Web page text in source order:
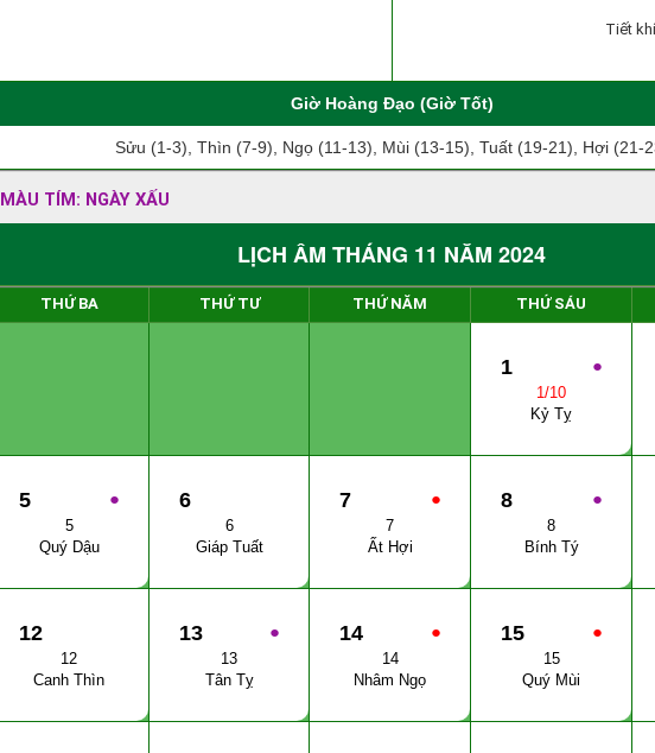
Tiết
Giờ Hoàng Đạo (Giờ Tốt)
Sửu (1-3), Thìn (7-9), Ngọ (11-13), Mùi (13-15), Tuất (19-21), Hợi (21-
MÀU TÍM: NGÀY XẤU
LỊCH ÂM THÁNG 11 NĂM 2024
THỨ BA THỨ TƯ THỨ NĂM THỨ SÁU
●
1
1/10
Kỷ Tỵ
●
5
5
Quý Dậu
6
6
Giáp Tuất
●
7
7
Ất Hợi
●
8
8
Bính Tý
12
12
Canh Thìn
●
13
13
Tân Tỵ
●
14
14
Nhâm Ngọ
●
15
15
Quý Mùi